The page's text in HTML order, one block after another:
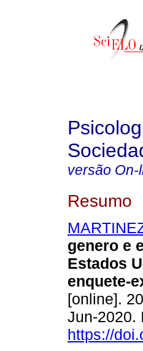
versão On-
Resumo
genero e
Estados
enquete-
[online].
Jun-2020.
https://